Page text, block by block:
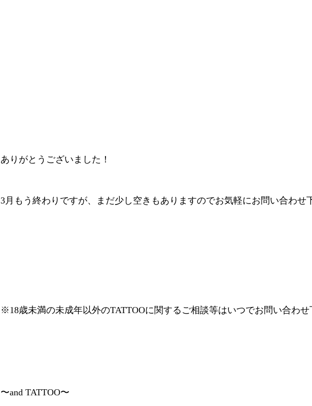
ありがとうございました！
3月もう終わりですが、まだ少し空きもありますのでお気軽にお問い合わせ
※18歳未満の未成年以外のTATTOOに関するご相談等はいつでお問い合わ
〜and TATTOO〜